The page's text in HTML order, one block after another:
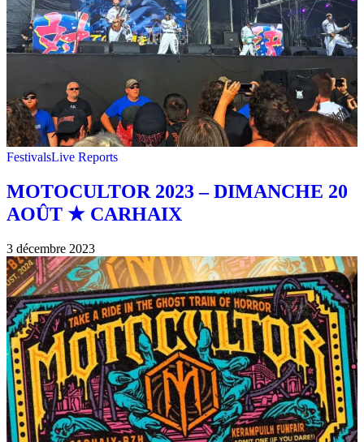
FestivalsLive Reports
MOTOCULTOR 2023 – DIMANCHE 20
AOÛT ★ CARHAIX
3 décembre 2023